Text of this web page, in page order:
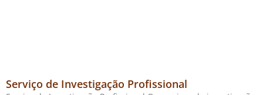
Serviço de Investigação Profissional